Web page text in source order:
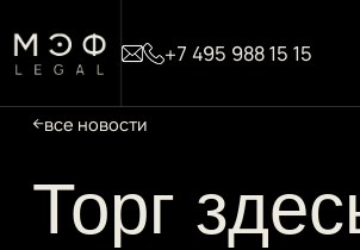
+7 495 988 15 15
все новости
Торг